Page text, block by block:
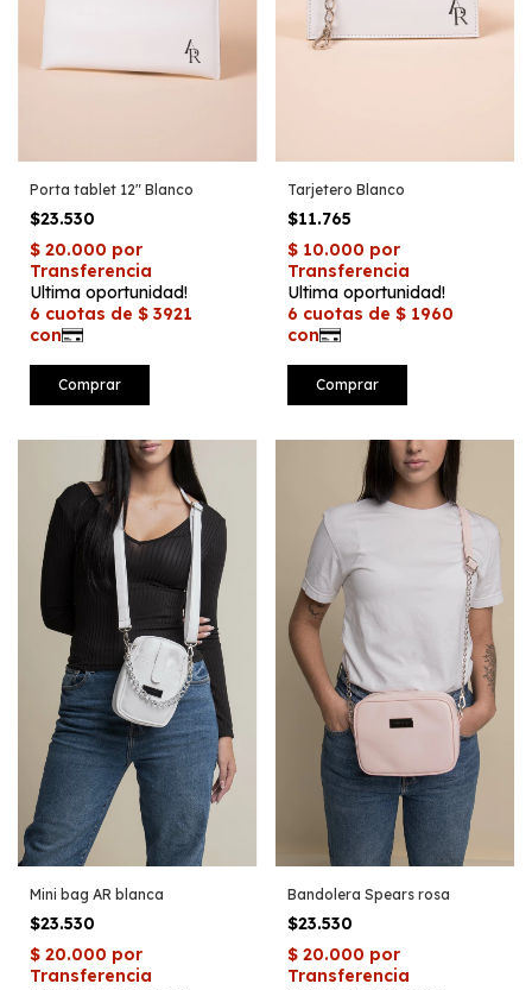
Porta tablet 12" Blanco
$23.530
Tarjetero Blanco
$11.765
Mini bag AR blanca
$23.530
Bandolera Spears rosa
$23.530